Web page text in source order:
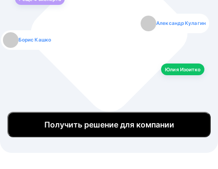
Борис Кашко
Александр Кулагин
Юлия Изоитко
Юлия Изоитко
Даниил Макаров
Александр Кулагин
Екатерина Лазаренко
Даниил Макаров
Борис Кашко
Екатерина Лазаренко
Юлия Изоитко
Получить решение для компании